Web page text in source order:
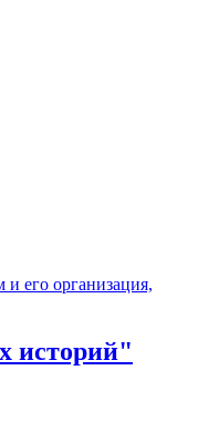
его организация,
историй"